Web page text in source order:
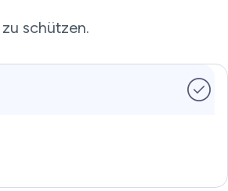
schützen.